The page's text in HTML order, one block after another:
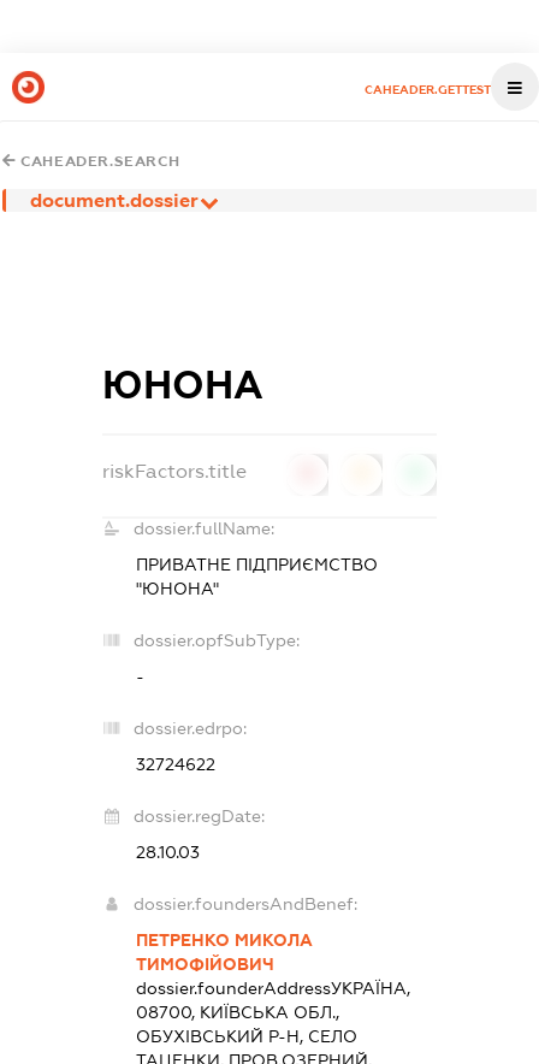
CAHEADER.GETTEST
CAHEADER.SEARCH
document.dossier
ЮНОНА
riskFactors.title
dossier.fullName:
ПРИВАТНЕ ПІДПРИЄМСТВО
"ЮНОНА"
dossier.opfSubType:
-
dossier.edrpo:
32724622
dossier.regDate:
28.10.03
dossier.foundersAndBenef:
ПЕТРЕНКО МИКОЛА
ТИМОФІЙОВИЧ
dossier.founderAddressУКРАЇНА,
08700, КИЇВСЬКА ОБЛ.,
ОБУХІВСЬКИЙ Р-Н, СЕЛО